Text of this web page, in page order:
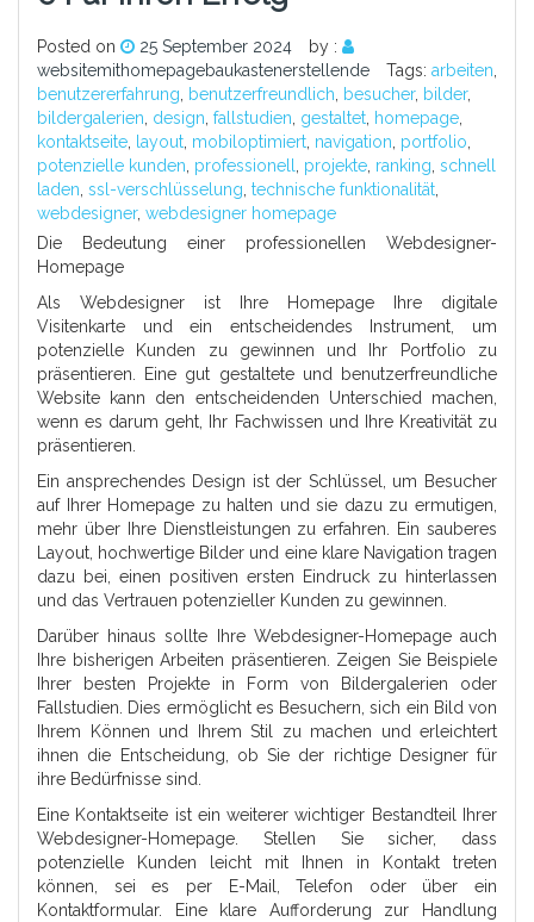
Posted on 25 September 2024
by :
websitemithomepagebaukastenerstellende
Tags: arbeiten
benutzererfahrung
benutzerfreundlich besucher, bilder,
bildergalerien design fallstudien gestaltet homepage
kontaktseite
layout mobiloptimiert navigation portfolio
potenzielle kunden professionell projekte ranking schnell
laden ssl-verschlüsselung technische funktionalität
webdesigner, webdesigner homepage
Die Bedeutung einer professionellen Webdesigner-
Homepage
Als Webdesigner ist Ihre Homepage Ihre digitale
Visitenkarte und ein entscheidendes Instrument, um
potenzielle Kunden zu gewinnen und Ihr Portfolio zu
präsentieren. Eine gut gestaltete und benutzerfreundliche
Website kann den entscheidenden Unterschied machen,
wenn es darum geht, Ihr Fachwissen und Ihre Kreativität zu
präsentieren.
Ein ansprechendes Design ist der Schlüssel, um Besucher
auf Ihrer Homepage zu halten und sie dazu zu ermutigen,
mehr über Ihre Dienstleistungen zu erfahren. Ein sauberes
Layout, hochwertige Bilder und eine klare Navigation tragen
dazu bei, einen positiven ersten Eindruck zu hinterlassen
und das Vertrauen potenzieller Kunden zu gewinnen.
Darüber hinaus sollte Ihre Webdesigner-Homepage auch
Ihre bisherigen Arbeiten präsentieren. Zeigen Sie Beispiele
Ihrer besten Projekte in Form von Bildergalerien oder
Fallstudien. Dies ermöglicht es Besuchern, sich ein Bild von
Ihrem Können und Ihrem Stil zu machen und erleichtert
ihnen die Entscheidung, ob Sie der richtige Designer für
ihre Bedürfnisse sind.
Eine Kontaktseite ist ein weiterer wichtiger Bestandteil Ihrer
Webdesigner-Homepage. Stellen Sie sicher, dass
potenzielle Kunden leicht mit Ihnen in Kontakt treten
können, sei es per E-Mail, Telefon oder über ein
Kontaktformular. Eine klare Aufforderung zur Handlung